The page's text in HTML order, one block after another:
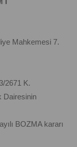
Mahkemesi 7.
2671 K.
Dairesinin
kararı